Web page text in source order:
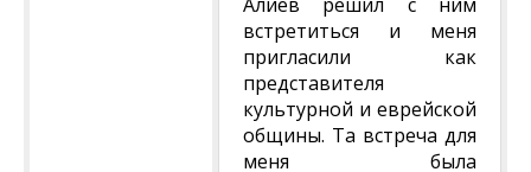
встретиться и меня
пригласили как
представителя
культурной и еврейской
общины. Та встреча для
меня была